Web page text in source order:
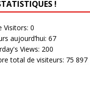
!
Visitors: 0
aujourd’hui: 67
Views: 200
total de visiteurs: 75 897